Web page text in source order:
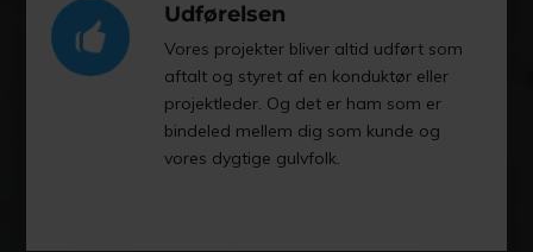
Udførelsen
Vores projekter bliver altid udført som
aftalt og styret af en konduktør eller
projektleder. Og det er ham som er
bindeled mellem dig som kunde og
vores dygtige gulvfolk.